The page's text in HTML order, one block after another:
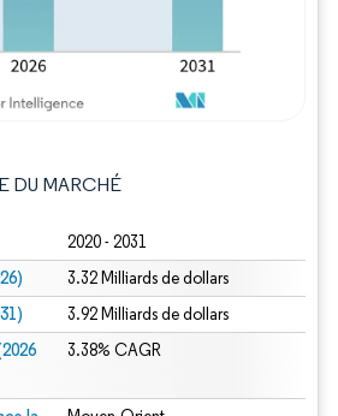
DU MARCHÉ
2020 - 2031
3.32 Milliards de dollars
3.92 Milliards de dollars
3.38% CAGR